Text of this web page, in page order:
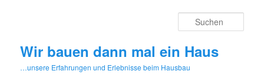
Wir bauen dann mal ein Haus
…unsere Erfahrungen und Erlebnisse beim Hausbau